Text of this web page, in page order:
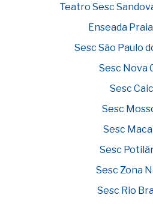
Teatro Sesc
Enseada
Sesc São Paulo
Sesc Nova
Sesc
Sesc
Sesc
Sesc
Sesc Zona
Sesc Rio